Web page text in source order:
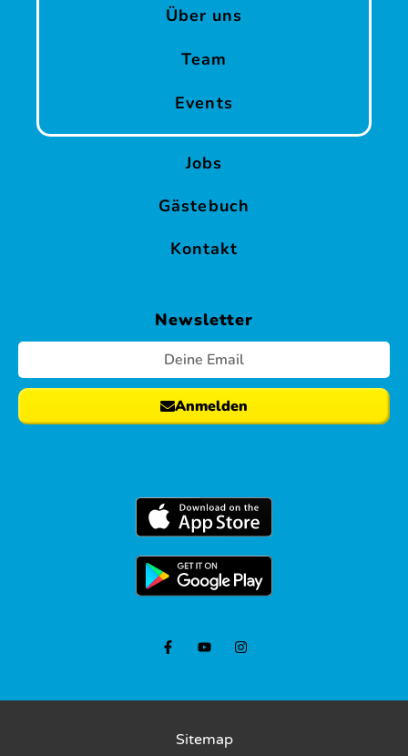
Über uns
Team
Events
Jobs
Gästebuch
Kontakt
Newsletter
Anmelden
Sitemap